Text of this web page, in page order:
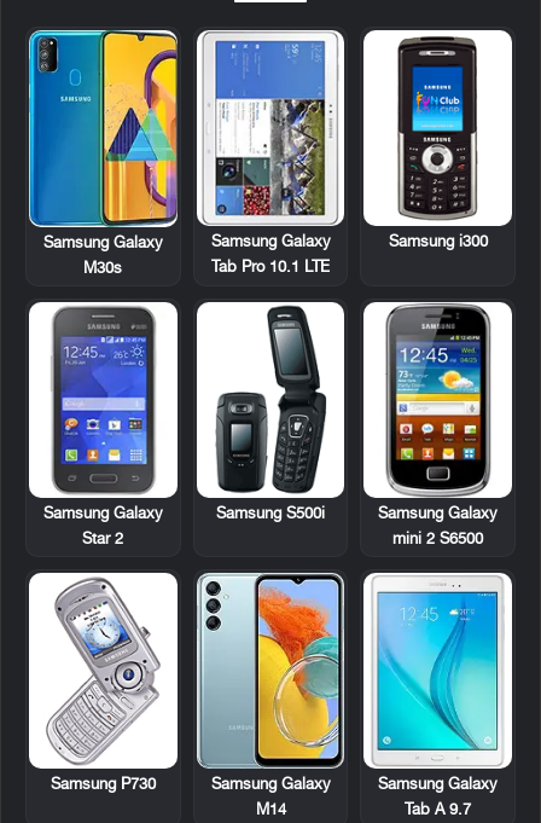
Samsung i300
Samsung Galaxy
Tab Pro 10.1 LTE
Samsung Galaxy
M30s
Samsung Galaxy
mini 2 S6500
Samsung S500i
Samsung Galaxy
Star 2
Samsung Galaxy
Tab A 9.7
Samsung Galaxy
M14
Samsung P730